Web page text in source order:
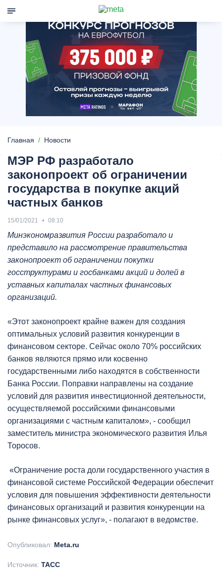
Главная Новости
МЭР РФ разработало
законопроект об ограничении
государства в покупке акций
частных банков
15/01/2021 08:10
Минэкономразвития России разработало и
представило на рассмотрение правительства
законопроект об ограничении покупки
госструктурами и госбанками акций и долей в
уставных капиталах частных финансовых
организаций.
«Этот законопроект крайне важен для создания
оптимальных условий развития конкуренции в
финансовом секторе. Сейчас около 70% российских
банков являются прямо или косвенно
государственными либо находятся в собственности
Банка России. Поправки направлены на создание
условий для развития инвестиционной деятельности,
осуществляемой российскими финансовыми
организациями с частным капиталом», - сообщил
заместитель министра экономического развития Илья
Торосов.
«Ограничение роста доли государственного участия в
финансовой системе Российской Федерации обеспечит
условия для повышения эффективности деятельности
финансовых организаций и развития конкуренции на
рынке финансовых услуг», - полагают в ведомстве.
Опубликовал: Meta.ru
Источник: ТАСС